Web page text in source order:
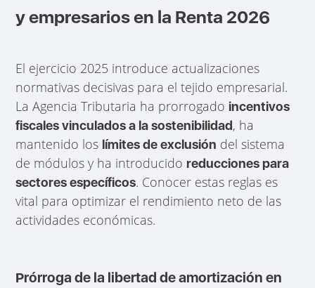
y empresarios en la Renta 2026
El ejercicio 2025 introduce actualizaciones
normativas decisivas para el tejido empresarial.
La Agencia Tributaria ha prorrogado incentivos
fiscales vinculados a la sostenibilidad, ha
mantenido los límites de exclusión del sistema
de módulos y ha introducidoreducciones para
sectores específicos. Conocer estas reglas es
vital para optimizar el rendimiento neto de las
actividades económicas.
Prórroga de la libertad de amortización en